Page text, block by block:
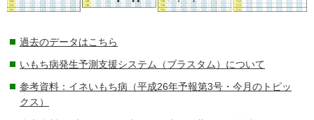
過去のデータはこちら
いもち病発生予測支援システム（ブラスタム）について
参考資料：イネいもち病（平成26年予報第3号・今月のトピッ
クス）